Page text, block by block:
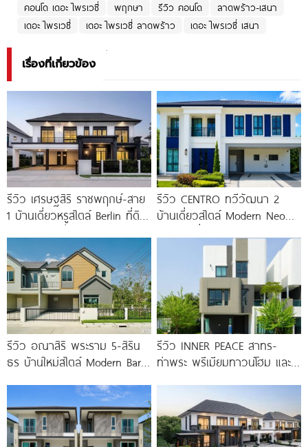
คอนโด เดอะ ไพรเวซี่
พฤกษา รีวิว คอนโด
ลาดพร้าว-เสนา
เดอะ ไพรเวซี่
เดอะ ไพรเวซี่ ลาดพร้าว เดอะ ไพรเวซี่ เสนา
เรื่องที่เกี่ยวข้อง
รีวิว เศรษฐสิริ ราชพฤกษ์-สาย
1 บ้านเดี่ยวหรูสไตล์ Berlin ที่ดิน
รีวิว CENTRO ทวีวัฒนา 2
บ้านเดี่ยวสไตล์ Modern Neo
รีวิว อณาสิริ พระราม 5-สิริน
ธร บ้านใหม่สไตล์ Modern Barn
รีวิว INNER PEACE สาทร-
ท่าพระ พรีเมียมทาวน์โฮม และ